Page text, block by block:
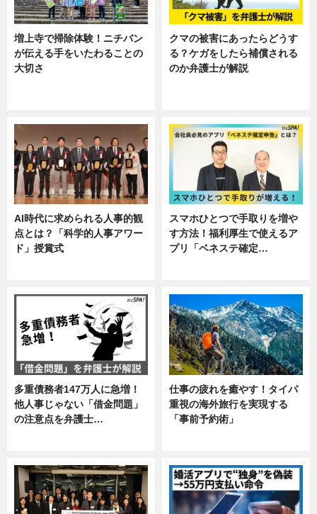
増上寺で掃除体験！ニチバン
が伝える手をいたわることの
大切さ
クマの被害にあったらどうす
る？ケガをしたら補償される
のか弁護士が解説
AI時代に求められる人事的観
点とは？「科学的人事アワー
ド」授賞式
スマホひとつで手取りを増や
す方法！福利厚生で使えるア
プリ「ベネステ確定…
多重債務者147万人に急増！
他人事じゃない「借金問題」
の注意点を弁護士…
仕事の疲れを癒やす！タイパ
重視の海外旅行を実現する
「事前予約術」